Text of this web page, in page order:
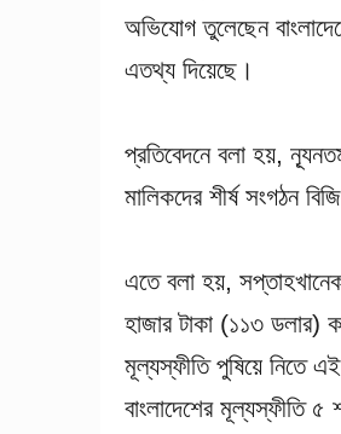
অভিযোগ তুলেছেন
এতথ্য দিয়েছে।
প্রতিবেদনে বলা হয়,
মালিকদের শীর্ষ সংগঠন
এতে বলা হয়,
হাজার টাকা (১১৩ ডলার)
মূল্যস্ফীতি পুষিয়ে নিতে
বাংলাদেশের মূল্যস্ফীতি